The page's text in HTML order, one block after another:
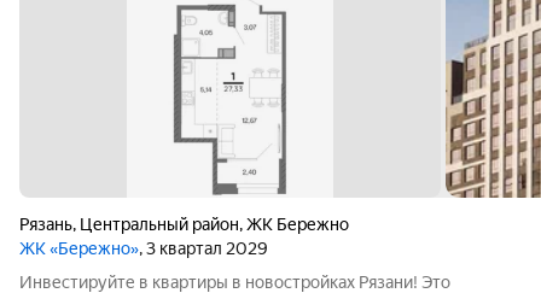
Рязань, Центральный район,ЖК Бережно
ЖК «Бережно», 3 квартал 2029
Инвестируйте в квартиры в новостройках Рязани! Это